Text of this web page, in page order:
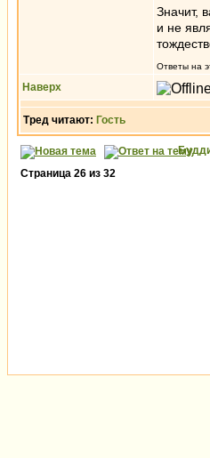
Значит,
и не
Ответы на
Наверх
Тред читают: Гость
Страница 26 из 32